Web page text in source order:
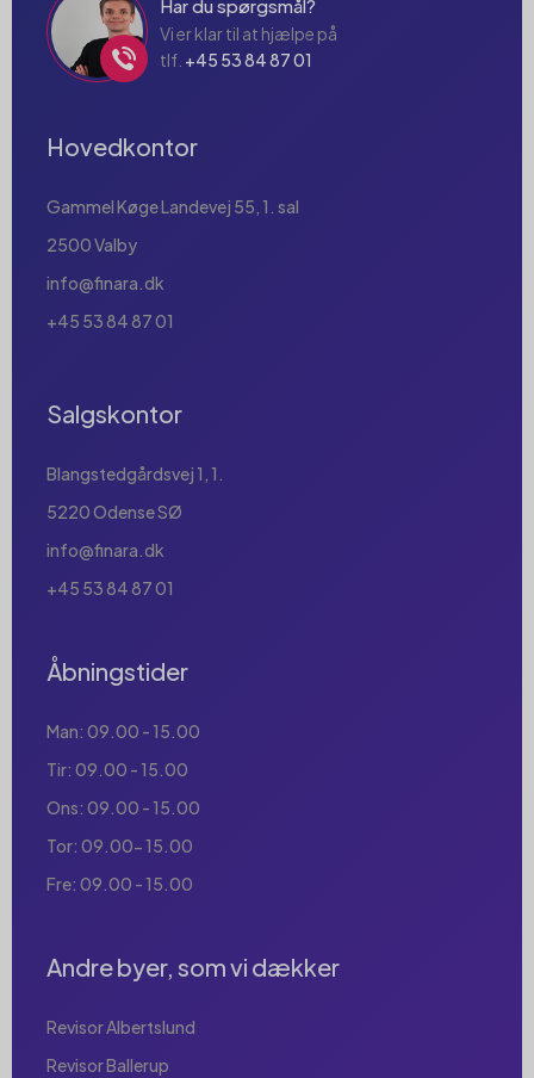
Har du spørgsmål?
Vi er klar til at hjælpe på
tlf. +45 53 84 87 01
Hovedkontor
Gammel Køge Landevej 55, 1. sal
2500 Valby
info@finara.dk
+45 53 84 87 01
Salgskontor
Blangstedgårdsvej 1, 1.
5220 Odense SØ
info@finara.dk
+45 53 84 87 01
Åbningstider
Man: 09.00 - 15.00
Tir: 09.00 - 15.00
Ons: 09.00 - 15.00
Tor: 09.00- 15.00
Fre: 09.00 - 15.00
Andre byer, som vi dækker
Revisor Albertslund
Revisor Ballerup